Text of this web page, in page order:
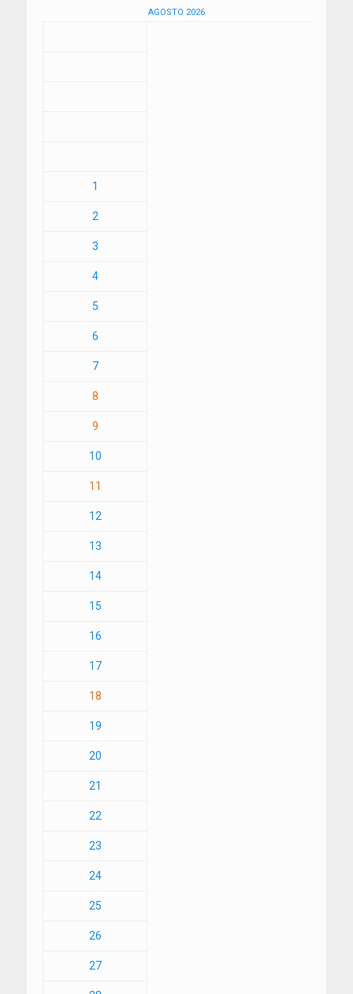
AGOSTO 2026
1
2
3
4
5
6
7
8
9
10
11
12
13
14
15
16
17
18
19
20
21
22
23
24
25
26
27